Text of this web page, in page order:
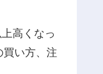
高くなっ
い方、注